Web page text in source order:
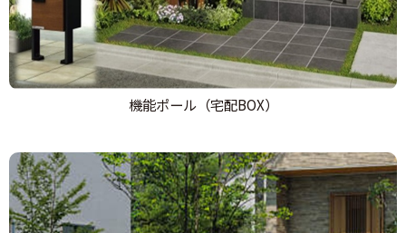
機能ポール（宅配BOX）